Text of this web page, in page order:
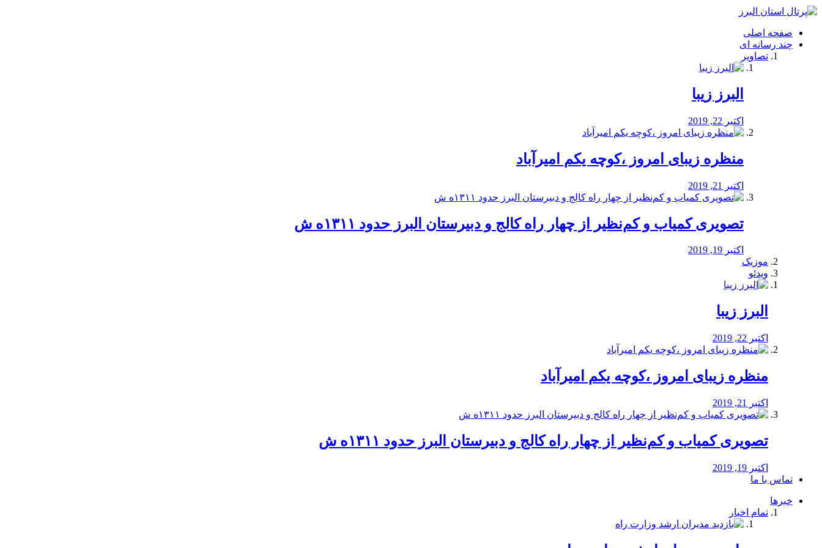
فصد
شرق
تهران
خشکشویی
صفحه اصلی
چند رسانه ای
تصاویر
البرز زیبا
اکتبر 22, 2019
منظره‌‌ زیبای امروز ،کوچه یکم امیرآباد
اکتبر 21, 2019
️تصویری کمیاب و کم‌نظیر از چهار راه كالج و دبيرستان البرز حدود ۱۳۱۱ه ش
اکتبر 19, 2019
موزیک
ویدئو
البرز زیبا
اکتبر 22, 2019
منظره‌‌ زیبای امروز ،کوچه یکم امیرآباد
اکتبر 21, 2019
️تصویری کمیاب و کم‌نظیر از چهار راه كالج و دبيرستان البرز حدود ۱۳۱۱ه ش
اکتبر 19, 2019
تماس با ما
خبرها
تمام اخبار